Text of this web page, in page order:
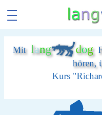
Mit lang dog
hören,
Kurs